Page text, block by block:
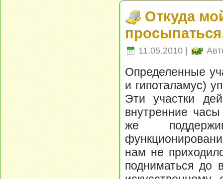
Откуда
11.05.2010 |
Определенные
и гипоталамус)
Эти участки
внутренние
же
нам не
подниматься до